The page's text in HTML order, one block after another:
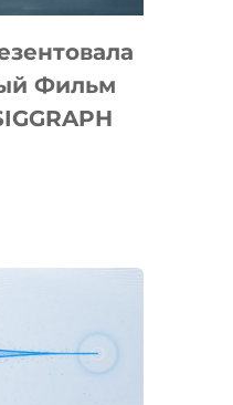
Фильм